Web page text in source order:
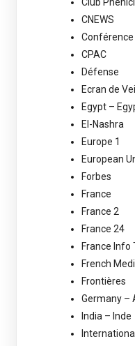
Club
CNEWS
CPAC
Défense
Ecran de
Egypt –
El-Nashra
Europe 1
European
Forbes
France
France 2
France 24
France Info
French
Frontières
Germany –
India – Inde